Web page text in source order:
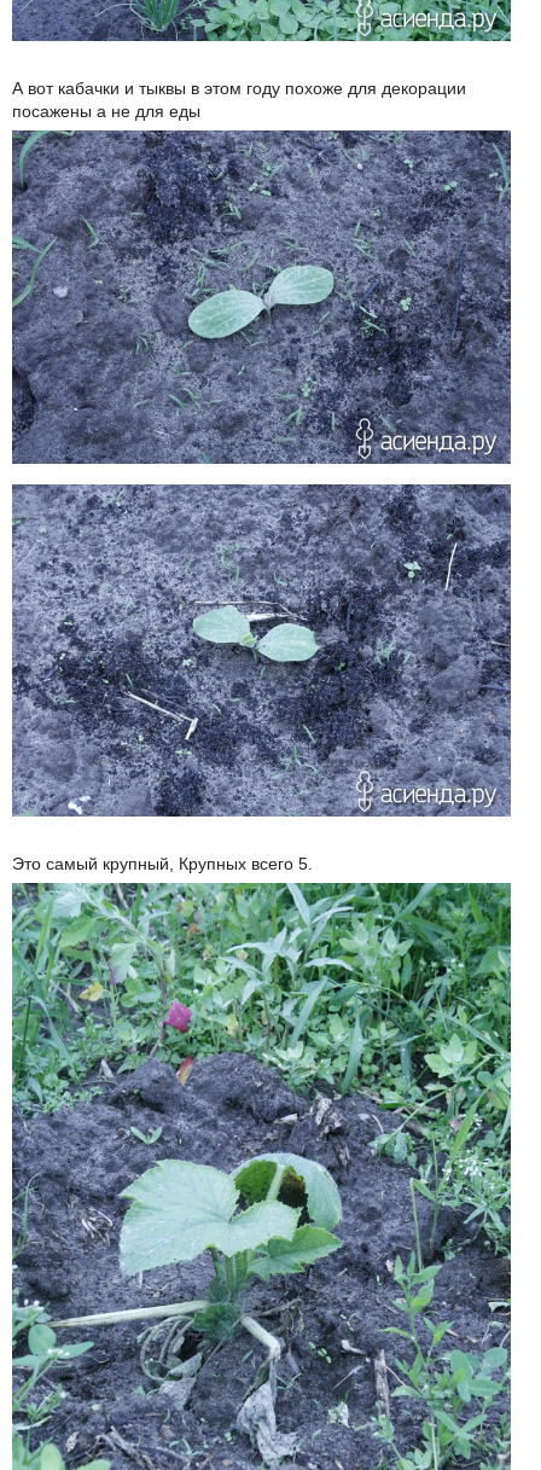
А вот кабачки и тыквы в этом году похоже для декорации
посажены а не для еды
Это самый крупный, Крупных всего 5.